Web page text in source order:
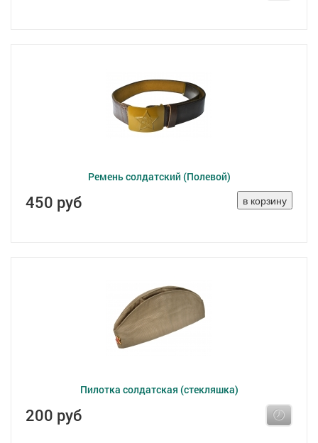
Ремень солдатский (Полевой)
450 руб
Пилотка солдатская (стекляшка)
200 руб